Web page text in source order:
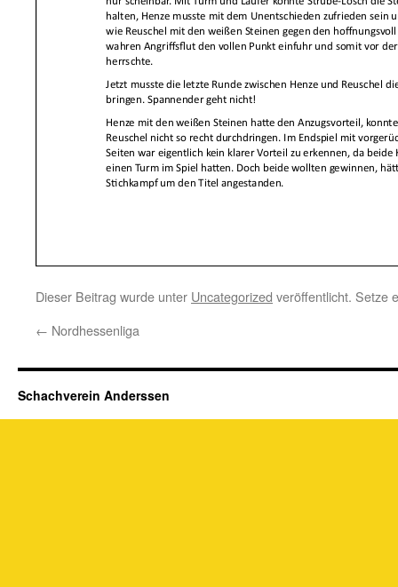
Dieser Beitrag wurde unter Uncategorized veröffentlicht. Setze
← Nordhessenliga
Schachverein Anderssen